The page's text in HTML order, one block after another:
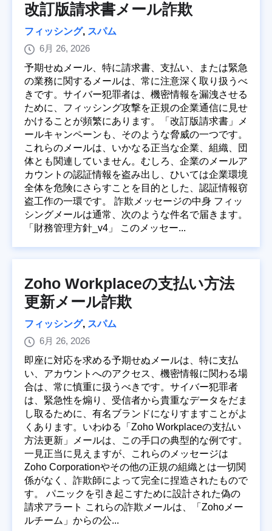
改訂版請求書メール詐欺
フィッシング, スパム
6月 26, 2026
予期せぬメール、特に請求書、支払い、または緊急
の業務に関するメールは、常に注意深く取り扱うべ
きです。サイバー犯罪者は、機密情報を漏洩させる
ために、フィッシング攻撃を正規の企業通信に見せ
かけることが頻繁にあります。「改訂版請求書」メ
ールキャンペーンも、そのような脅威の一つです。
これらのメールは、いかなる正当な企業、組織、団
体とも関連していません。むしろ、企業のメールア
カウントの認証情報を盗み出し、ひいては企業環境
全体を危険にさらすことを目的とした、認証情報窃
盗工作の一環です。 詐欺メッセージの中身 フィッ
シングメールは通常、次のような件名で届きます。
「財務管理方針_v4」 このメッセー...
Zoho Workplaceの支払い方法
更新メール詐欺
フィッシング, スパム
6月 26, 2026
即座に対応を求める予期せぬメールは、特に支払
い、アカウントへのアクセス、機密情報に関わる場
合は、常に慎重に扱うべきです。サイバー犯罪者
は、緊急性を煽り、受信者から貴重なデータをだま
し取るために、有名ブランドになりすますことがよ
くあります。いわゆる「Zoho Workplaceの支払い
方法更新」メールは、この手口の典型的な例です。
一見正当に見えますが、これらのメッセージは
Zoho Corporationやその他の正規の組織とは一切関
係がなく、詐欺師によって完全に捏造されたもので
す。 パニックを引き起こすために設計された偽の
請求アラート これらの詐欺メールは、「Zohoメー
ルチーム」からの公...